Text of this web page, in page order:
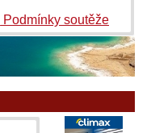
Podmínky soutěže